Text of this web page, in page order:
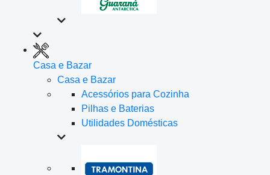
Casa e Bazar
Casa e Bazar
Acessórios para Cozinha
Pilhas e Baterias
Utilidades Domésticas